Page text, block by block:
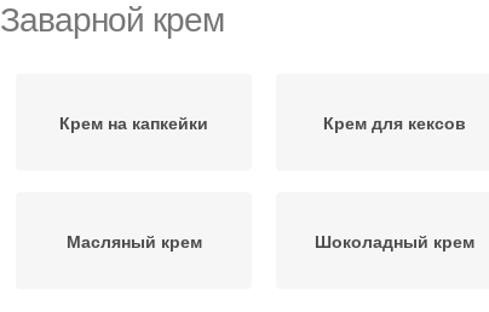
Заварной крем
Крем на капкейки Крем для кексов
Масляный крем Шоколадный крем